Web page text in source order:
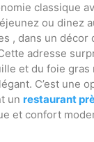
classique
ou dinez
, dans un
adresse
et du foie gras
C’est une
un restaurant
et confort